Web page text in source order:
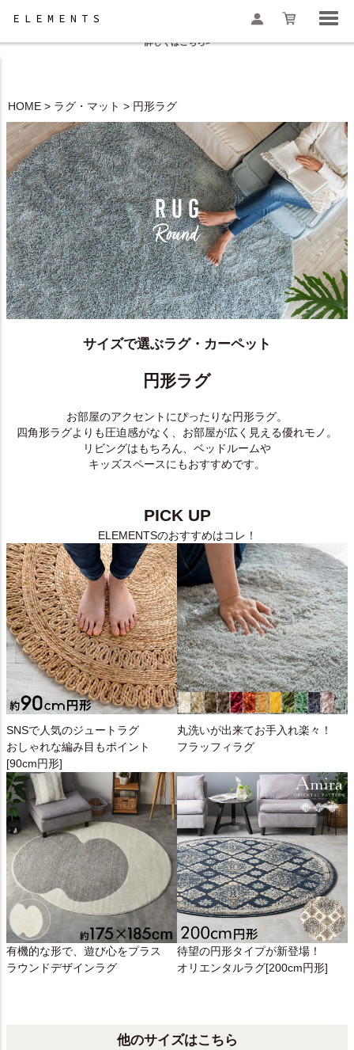
検索
夏季休業と一部地域配送遅延のお知らせ
詳しくはこちら>
HOME ラグ・マット 円形ラグ
サイズで選ぶラグ・カーペット
円形ラグ
お部屋のアクセントにぴったりな円形ラグ。
四角形ラグよりも圧迫感がなく、お部屋が広く見える優れモノ。
リビングはもちろん、ベッドルームや
キッズスペースにもおすすめです。
PICK UP
ELEMENTSのおすすめはコレ！
SNSで人気のジュートラグ
おしゃれな編み目もポイント
[90cm円形]
丸洗いが出来てお手入れ楽々！
フラッフィラグ
有機的な形で、遊び心をプラス
ラウンドデザインラグ
待望の円形タイプが新登場！
オリエンタルラグ[200cm円形]
他のサイズはこちら